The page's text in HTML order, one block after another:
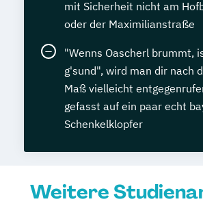
mit Sicherheit nicht am
oder der Maximilianstraße
"Wenns Oascherl brummt,
g'sund", wird man dir nach
Maß vielleicht
gefasst auf ein paar echt
Schenkelklopfer
Weitere